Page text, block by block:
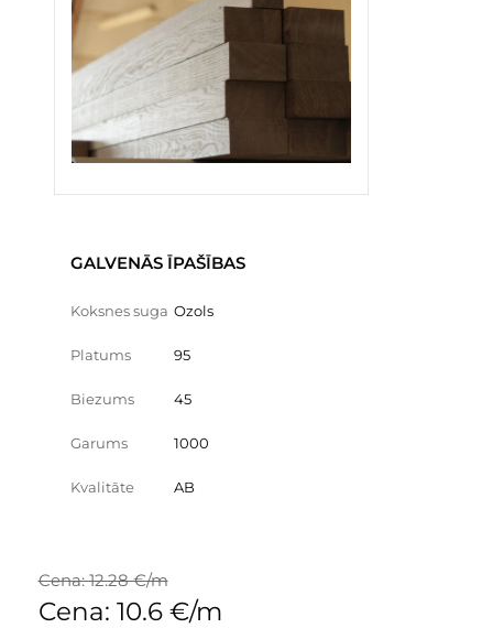
GALVENĀS ĪPAŠĪBAS
Koksnes suga Ozols
Platums 95
Biezums 45
Garums 1000
Kvalitāte AB
Cena: 12.28 €/m
Cena: 10.6 €/m